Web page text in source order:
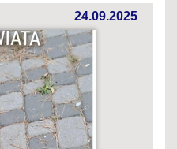
24.09.2025